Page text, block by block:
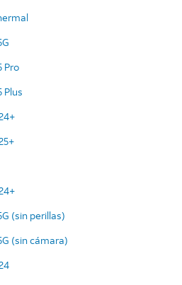
Pro
Plus
(sin perillas)
(sin cámara)